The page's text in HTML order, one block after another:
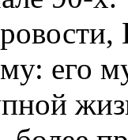
его